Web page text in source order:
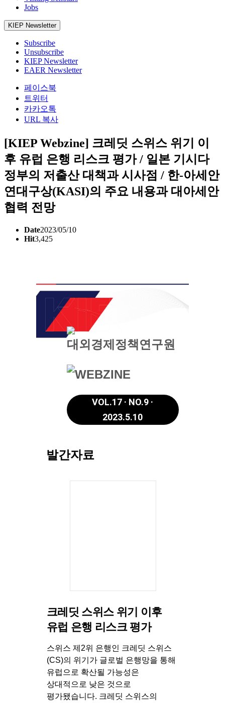
Jobs
KIEP Newsletter
Subscribe
Unsubscribe
KIEP Newsletter
EAER Newsletter
페이스북
트위터
카카오톡
URL 복사
[KIEP Webzine] 크레딧 스위스 위기 이
후 유럽 은행 리스크 평가 / 일본 기시다
정부의 저출산 대책과 시사점 / 한-아세안
연대구상(KASI)의 주요 내용과 대아세안
협력 전망
Date2023/05/10
Hit3,425
VOL.17 · NO.9 ·
2023.5.10
발간자료
크레딧 스위스 위기 이후
유럽 은행 리스크 평가
스위스 제2위 은행인 크레딧 스위스
(CS)의 위기가 글로벌 은행망을 통해
유럽으로 확산될 가능성은
상대적으로 낮은 것으로
평가됐습니다. 크레딧 스위스의